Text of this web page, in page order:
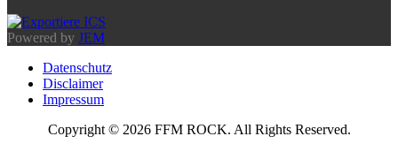
Powered by JEM
Datenschutz
Disclaimer
Impressum
Copyright © 2026 FFM ROCK. All Rights Reserved.